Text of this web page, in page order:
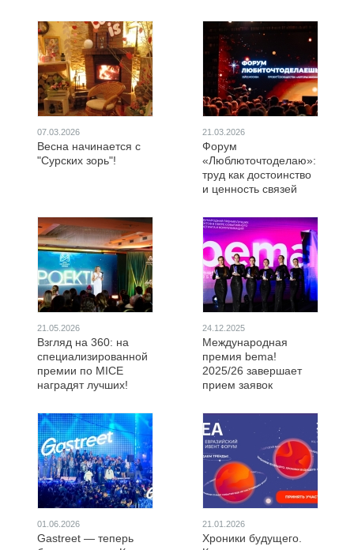
07.03.2026
Весна начинается с
"Сурских зорь"!
21.03.2026
Форум
«Люблюточтоделаю»:
труд как достоинство
и ценность связей
21.05.2026
Взгляд на 360: на
специализированной
премии по MICE
наградят лучших!
24.12.2025
Международная
премия bema!
2025/26 завершает
прием заявок
01.06.2026
Gastreet — теперь
21.01.2026
Хроники будущего.